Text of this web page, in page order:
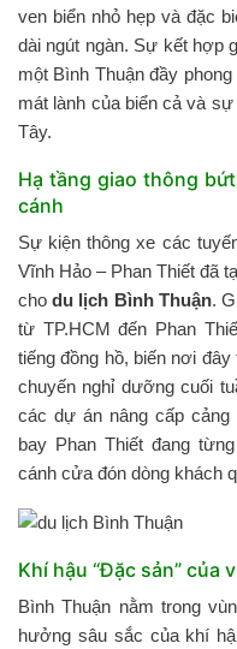
ven biển nhỏ hẹp và đặc
dài ngút ngàn. Sự kết hợp
một Bình Thuận đầy
mát lành của biển cả và
Tây.
Hạ tầng giao thông
cánh
Sự kiện thông xe các
Vĩnh Hảo – Phan Thiết đã
chodu lịch Bình Thuận.
từ TP.HCM đến Phan
tiếng đồng hồ, biến nơi
chuyến nghỉ dưỡng cuối
các dự án nâng cấp cảng
bay Phan Thiết đang
cánh cửa đón dòng khách
Khí hậu “Đặc sản” của
Bình Thuận nằm trong
hưởng sâu sắc của khí